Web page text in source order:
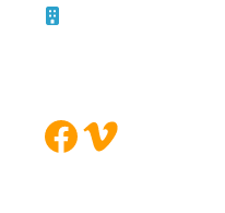
Facebook Vimeo